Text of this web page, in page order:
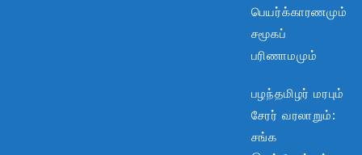
பெயர்க்காரணமும்
சமூகப்
பரிணாமமும்
பழந்தமிழர் மரபும்
சேரர் வரலாறும்:
சங்க